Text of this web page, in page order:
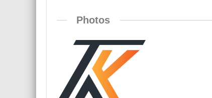
Photos